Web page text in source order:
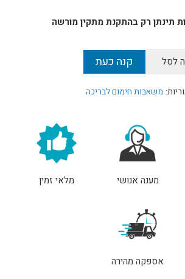
לסל קנה כעת
משאבות חימום לבריכה
מענה אנושי מלאי זמין
אספקה מהירה